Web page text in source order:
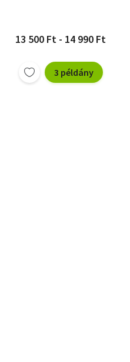
13 500 Ft - 14 990 Ft
3 példány